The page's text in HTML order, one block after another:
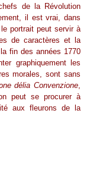
de la Révolution
il est vrai, dans
portrait peut servir à
de caractères et la
fin des années 1770
graphiquement les
morales, sont sans
délia Convenzione,
peut se procurer à
aux fleurons de la